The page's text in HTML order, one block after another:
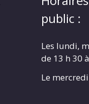
public :
Les lundi,
de 13 h 30
Le